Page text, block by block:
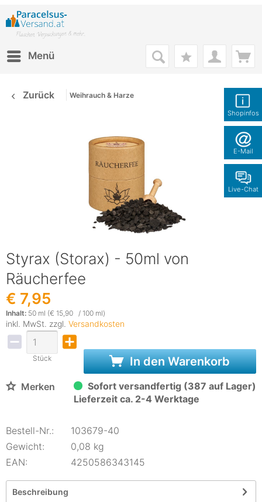
Shopinfos
E-Mail
Live-Chat
Menü
Zurück Weihrauch & Harze
Styrax (Storax) - 50ml von
Räucherfee
€ 7,95
Inhalt: 50 ml (€ 15,90 / 100 ml)
inkl. MwSt. zzgl. Versandkosten
Stück In den Warenkorb
Merken
Sofort versandfertig (387 auf Lager)
Lieferzeit ca. 2-4 Werktage
Bestell-Nr.:
103679-40
Gewicht:
0,08 kg
EAN:
4250586343145
Beschreibung